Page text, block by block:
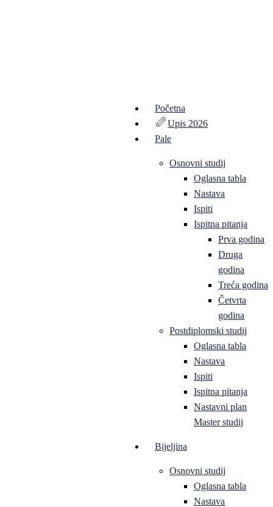
Početna
Upis 2026
Pale
Osnovni studij
Oglasna tabla
Nastava
Ispiti
Ispitna pitanja
Prva godina
Druga
godina
Treća godina
Četvrta
godina
Postdiplomski studij
Oglasna tabla
Nastava
Ispiti
Ispitna pitanja
Nastavni plan
Master studij
Bijeljina
Osnovni studij
Oglasna tabla
Nastava